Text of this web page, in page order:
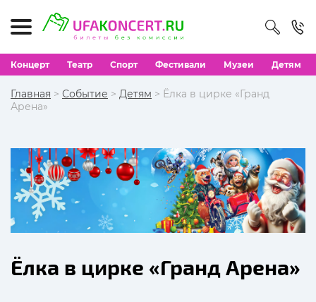
Концерт Театр Спорт Фестивали Музеи Детям
Главная > Событие > Детям > Ёлка в цирке «Гранд
Арена»
Ёлка в цирке «Гранд Арена»